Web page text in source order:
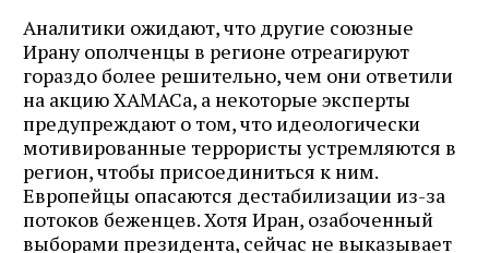
Аналитики ожидают, что другие союзные
Ирану ополченцы в регионе отреагируют
гораздо более решительно, чем они ответили
на акцию ХАМАСа, а некоторые эксперты
предупреждают о том, что идеологически
мотивированные террористы устремляются в
регион, чтобы присоединиться к ним.
Европейцы опасаются дестабилизации из-за
потоков беженцев. Хотя Иран, озабоченный
выборами президента, сейчас не выказывает